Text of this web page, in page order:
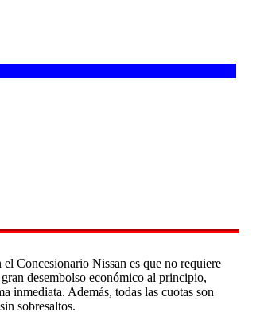
Concesionario Nissan es que no requiere
desembolso económico al principio,
inmediata. Además, todas las cuotas son
sobresaltos.